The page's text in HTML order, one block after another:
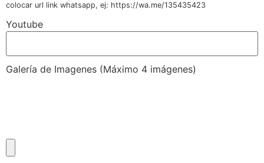
colocar url link whatsapp, ej: https://wa.me/135435423
Youtube
Galería de Imagenes (Máximo 4 imágenes)